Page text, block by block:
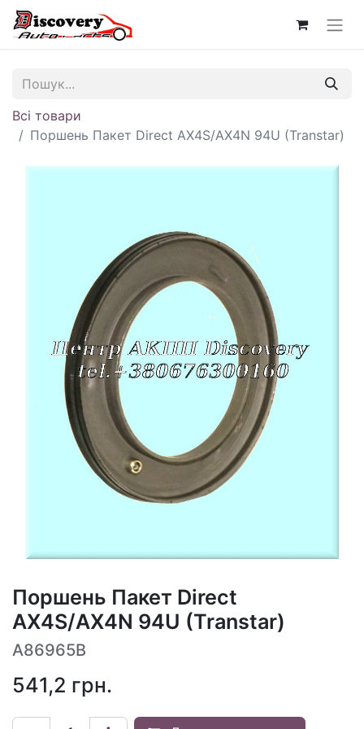
Всі товари
Поршень Пакет Direct AX4S/AX4N 94U (Transtar)
Поршень Пакет Direct
AX4S/AX4N 94U (Transtar)
A86965B
541,2 грн.